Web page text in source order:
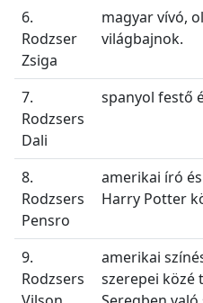
6.
Rodzser
Zsiga
magyar vívó,
világbajnok.
7.
Rodzsers
Dali
spanyol festő
8.
Rodzsers
Pensro
amerikai író
Harry Potter
9.
Rodzsers
amerikai
szerepei közé